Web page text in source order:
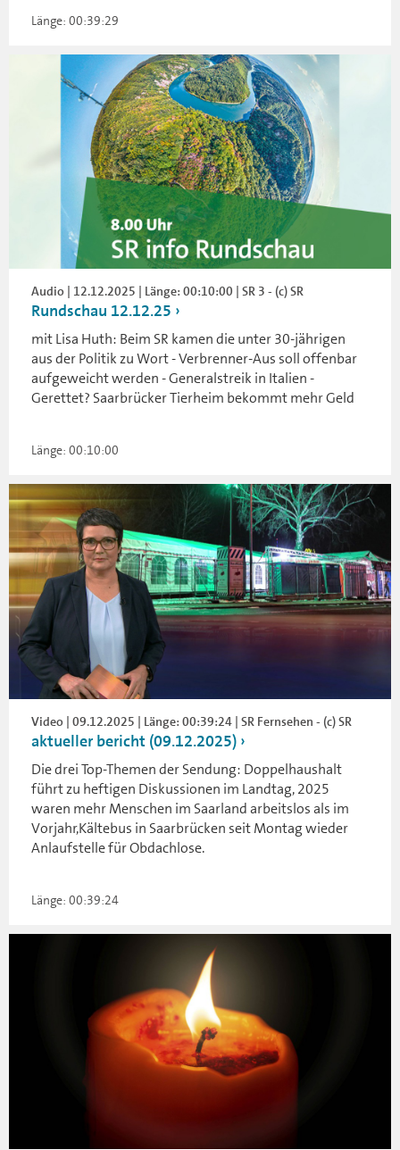
Länge: 00:39:29
Audio | 12.12.2025 | Länge: 00:10:00 | SR 3 - (c) SR
Rundschau 12.12.25
mit Lisa Huth: Beim SR kamen die unter 30-jährigen
aus der Politik zu Wort - Verbrenner-Aus soll offenbar
aufgeweicht werden - Generalstreik in Italien -
Gerettet? Saarbrücker Tierheim bekommt mehr Geld
Länge: 00:10:00
Video | 09.12.2025 | Länge: 00:39:24 | SR Fernsehen - (c) SR
aktueller bericht (09.12.2025)
Die drei Top-Themen der Sendung: Doppelhaushalt
führt zu heftigen Diskussionen im Landtag, 2025
waren mehr Menschen im Saarland arbeitslos als im
Vorjahr,Kältebus in Saarbrücken seit Montag wieder
Anlaufstelle für Obdachlose.
Länge: 00:39:24